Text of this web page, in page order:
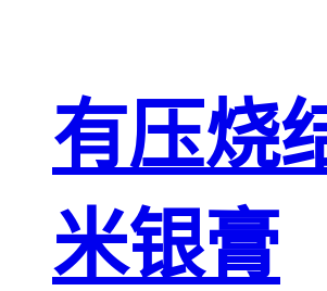
有压烧
米银膏